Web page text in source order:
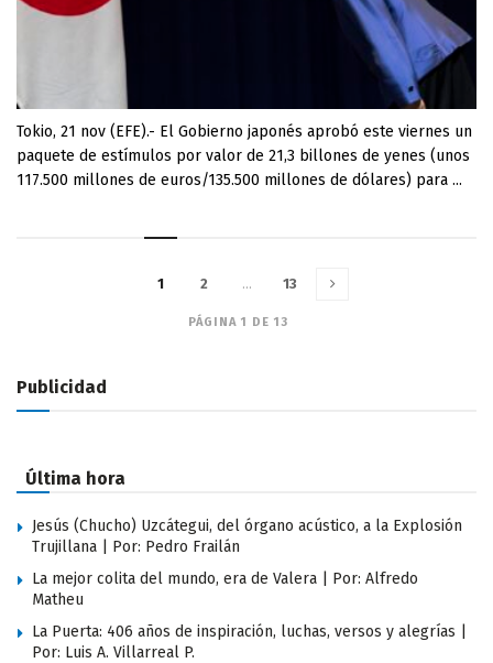
Tokio, 21 nov (EFE).- El Gobierno japonés aprobó este viernes un
paquete de estímulos por valor de 21,3 billones de yenes (unos
117.500 millones de euros/135.500 millones de dólares) para ...
PÁGINA 1 DE 13
1 2 … 13
Publicidad
Última hora
Jesús (Chucho) Uzcátegui, del órgano acústico, a la Explosión
Trujillana | Por: Pedro Frailán
La mejor colita del mundo, era de Valera | Por: Alfredo
Matheu
La Puerta: 406 años de inspiración, luchas, versos y alegrías |
Por: Luis A. Villarreal P.